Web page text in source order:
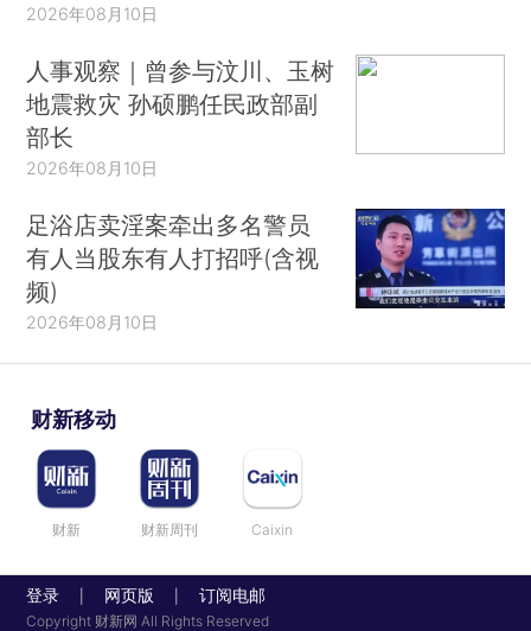
2026年08月10日
人事观察｜曾参与汶川、玉树
地震救灾 孙硕鹏任民政部副
部长
2026年08月10日
足浴店卖淫案牵出多名警员
有人当股东有人打招呼(含视
频)
2026年08月10日
财新移动
财新 财新周刊 Caixin
登录 网页版 订阅电邮
Copyright 财新网 All Rights Reserved